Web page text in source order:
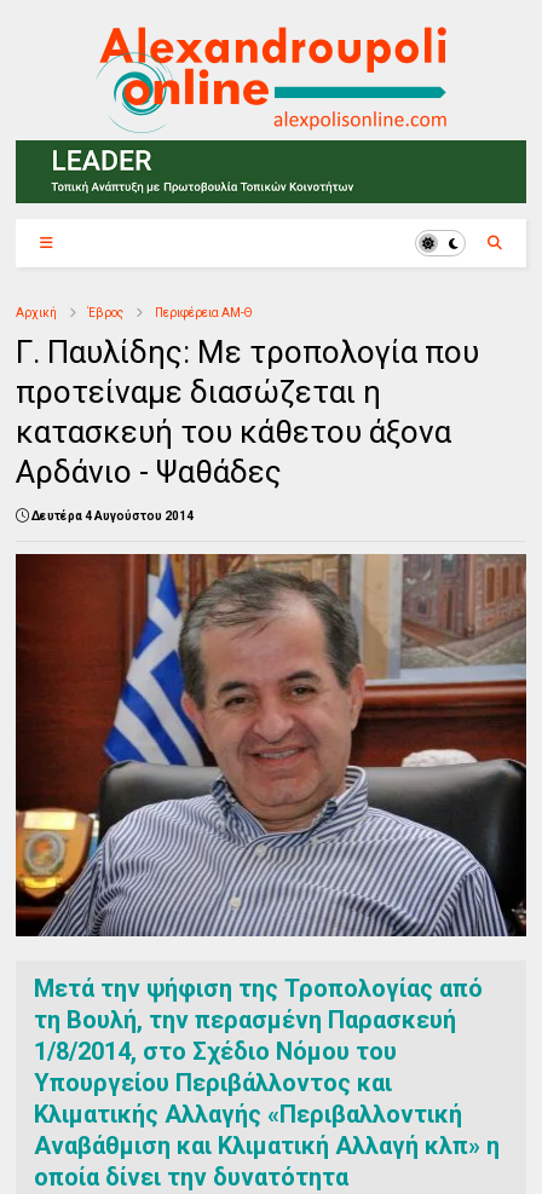
Αρχική Έβρος Περιφέρεια ΑΜ-Θ
Γ. Παυλίδης: Με τροπολογία που
προτείναμε διασώζεται η
κατασκευή του κάθετου άξονα
Αρδάνιο - Ψαθάδες
Δευτέρα 4 Αυγούστου 2014
Μετά την ψήφιση της Τροπολογίας από
τη Βουλή, την περασμένη Παρασκευή
1/8/2014, στο Σχέδιο Νόμου του
Υπουργείου Περιβάλλοντος και
Κλιματικής Αλλαγής «Περιβαλλοντική
Αναβάθμιση και Κλιματική Αλλαγή κλπ» η
οποία δίνει την δυνατότητα